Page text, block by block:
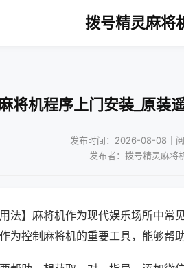
拨号精灵麻将
将机程序上门安装_原装
发布时间：2026-08-08｜
发布者：拨号精灵麻将
用法】麻将机作为现代娱乐场所中
为控制麻将机的重要工具，能够帮